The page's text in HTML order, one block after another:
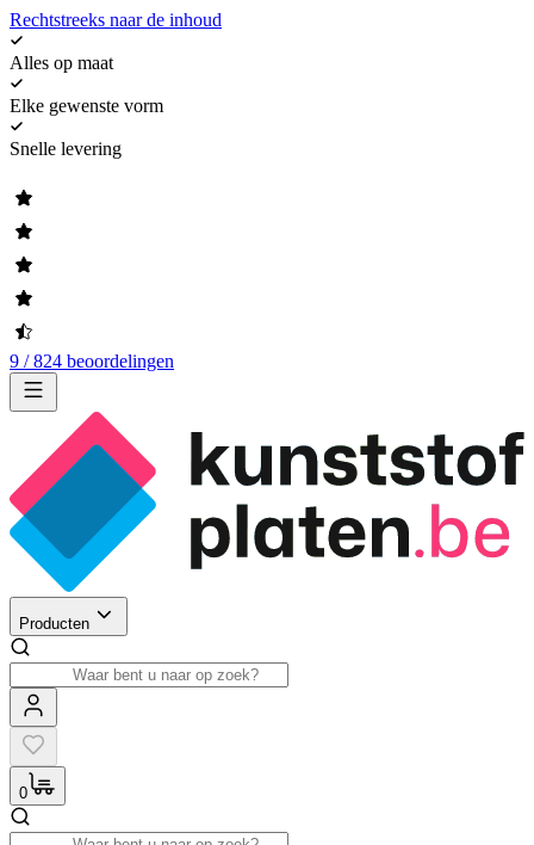
Rechtstreeks naar de inhoud
Alles op maat
Elke gewenste vorm
Snelle levering
9 / 824 beoordelingen
Producten
0